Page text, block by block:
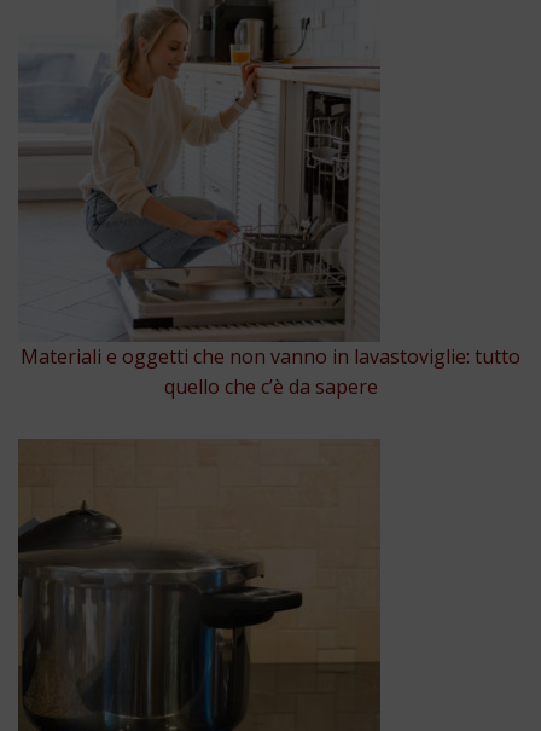
Materiali e oggetti che non vanno in lavastoviglie: tutto
quello che c’è da sapere